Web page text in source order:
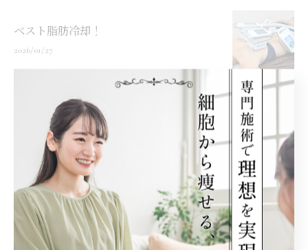
ベスト脂肪冷却！
2026/01/27
1 5
カテゴリー Categories
全てのカテゴリー